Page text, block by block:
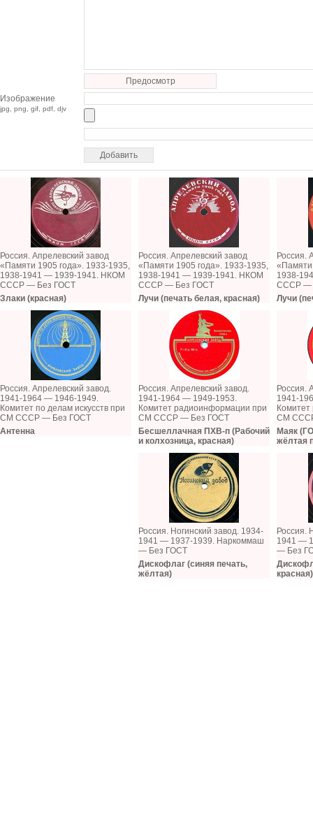
Предосмотр
Изображение
jpg, png, gif, pdf, djv
Россия. Апрелевский завод
«Памяти 1905 года». 1933-1935,
1938-1941 — 1939-1941. НКОМ
СССР — Без ГОСТ
Злаки (красная)
Россия. Апрелевский завод
«Памяти 1905 года». 1933-1935,
1938-1941 — 1939-1941. НКОМ
СССР — Без ГОСТ
Лучи (печать белая, красная)
Россия.
«Памяти
1938-
СССР —
Лучи
Россия. Апрелевский завод.
1941-1964 — 1946-1949.
Комитет по делам искусств при
СМ СССР — Без ГОСТ
Антенна
Россия. Апрелевский завод.
1941-1964 — 1949-1953.
Комитет радиоинформации при
СМ СССР — Без ГОСТ
Бесшеллачная ПХВ-п (Рабочий
и колхозница, красная)
Россия.
1941-
СМ
Маяк
жёлтая
Россия. Ногинский завод. 1934-
1941 — 1937-1939. Наркоммаш
— Без ГОСТ
Дискофлаг (синяя печать,
жёлтая)
Россия.
1941 —
— Без
красная)